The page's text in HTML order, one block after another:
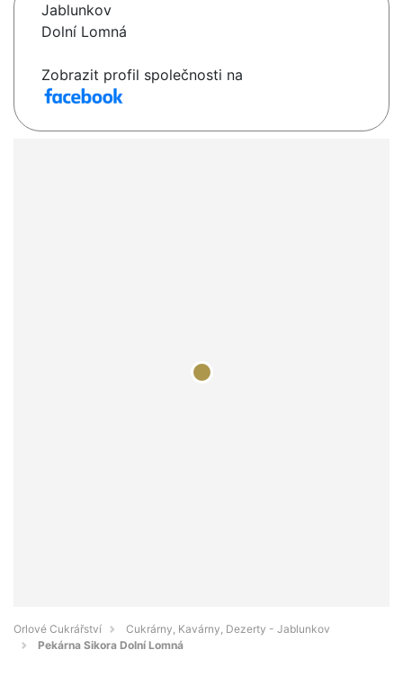
Jablunkov
Dolní Lomná
Zobrazit profil společnosti na
Orlové Cukrářství
Cukrárny, Kavárny, Dezerty - Jablunkov
Pekárna Sikora Dolní Lomná